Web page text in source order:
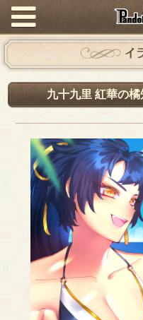
イ
九十九里 紅華の